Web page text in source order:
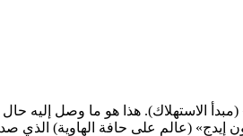
الاستهلاك). هذا هو ما وصل إليه
إيدج» (عالم على حافة الهاوية)